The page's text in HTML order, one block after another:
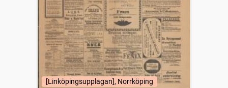
[Linköpingsupplagan], Norrköping